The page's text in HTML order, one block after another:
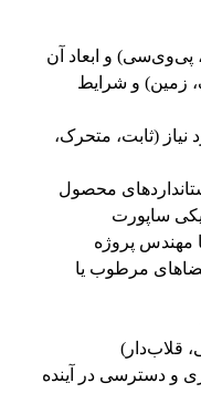
پی‌وی‌سی) و ابعاد آن
زمین) و شرایط
(ثابت، متحرک،
محصول
ساپورت
پروژه
مرطوب یا
قلاب‌دار)
و دسترسی در آینده